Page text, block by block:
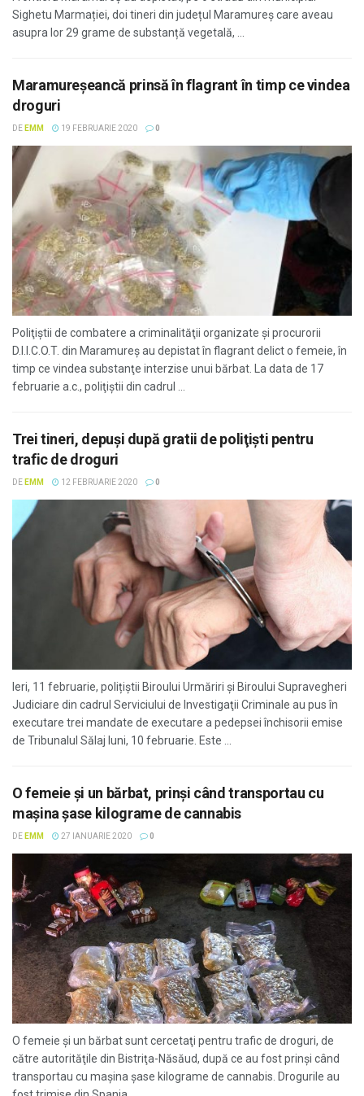
Sighetu Marmației, doi tineri din județul Maramureș care aveau
asupra lor 29 grame de substanță vegetală, ...
Maramureşeancă prinsă în flagrant în timp ce vindea
droguri
DE EMM 19 FEBRUARIE 2020 0
Poliţiştii de combatere a criminalităţii organizate și procurorii
D.I.I.C.O.T. din Maramureş au depistat în flagrant delict o femeie, în
timp ce vindea substanţe interzise unui bărbat. La data de 17
februarie a.c., poliţiştii din cadrul ...
Trei tineri, depuşi după gratii de poliţişti pentru
trafic de droguri
DE EMM 12 FEBRUARIE 2020 0
Ieri, 11 februarie, polițiștii Biroului Urmăriri şi Biroului Supravegheri
Judiciare din cadrul Serviciului de Investigaţii Criminale au pus în
executare trei mandate de executare a pedepsei închisorii emise
de Tribunalul Sălaj luni, 10 februarie. Este ...
O femeie şi un bărbat, prinşi când transportau cu
maşina şase kilograme de cannabis
DE EMM 27 IANUARIE 2020 0
O femeie şi un bărbat sunt cercetaţi pentru trafic de droguri, de
către autorităţile din Bistriţa-Năsăud, după ce au fost prinşi când
transportau cu maşina şase kilograme de cannabis. Drogurile au